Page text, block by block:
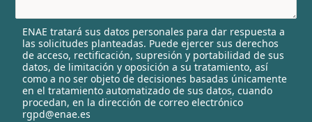
l
e
c
t
e
d
ENAE tratará sus datos personales para dar respuesta a
las solicitudes planteadas. Puede ejercer sus derechos
de acceso, rectificación, supresión y portabilidad de sus
datos, de limitación y oposición a su tratamiento, así
como a no ser objeto de decisiones basadas únicamente
en el tratamiento automatizado de sus datos, cuando
procedan, en la dirección de correo electrónico
rgpd@enae.es